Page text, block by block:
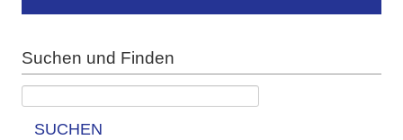
Suchen und Finden
SUCHEN